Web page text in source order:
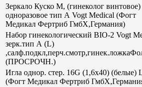
Зеркало Куско М, (гинеколог винтовое)
одноразовое тип А Vogt Medical (Фогт
Медикал Фертриб ГмбХ,Германия)
Набор гинекологический BIO-2 Vogt
зерк.тип А (L)
(ПРОСРОЧН.)
Игла однор. стер. 16G (1,6х40) (белые)
(Фогт Медикал Фертриб